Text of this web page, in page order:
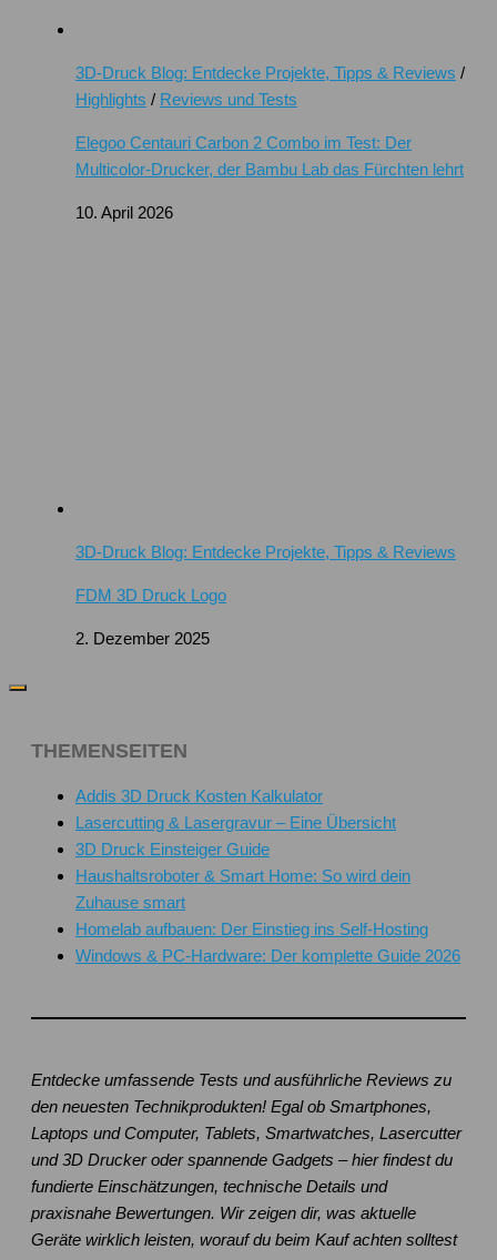
3D-Druck Blog: Entdecke Projekte, Tipps & Reviews /
Highlights / Reviews und Tests
Elegoo Centauri Carbon 2 Combo im Test: Der
Multicolor-Drucker, der Bambu Lab das Fürchten lehrt
10. April 2026
3D-Druck Blog: Entdecke Projekte, Tipps & Reviews
FDM 3D Druck Logo
2. Dezember 2025
THEMENSEITEN
Addis 3D Druck Kosten Kalkulator
Lasercutting & Lasergravur – Eine Übersicht
3D Druck Einsteiger Guide
Haushaltsroboter & Smart Home: So wird dein
Zuhause smart
Homelab aufbauen: Der Einstieg ins Self-Hosting
Windows & PC-Hardware: Der komplette Guide 2026
Entdecke umfassende Tests und ausführliche Reviews zu
den neuesten Technikprodukten! Egal ob Smartphones,
Laptops und Computer, Tablets, Smartwatches, Lasercutter
und 3D Drucker oder spannende Gadgets – hier findest du
fundierte Einschätzungen, technische Details und
praxisnahe Bewertungen. Wir zeigen dir, was aktuelle
Geräte wirklich leisten, worauf du beim Kauf achten solltest